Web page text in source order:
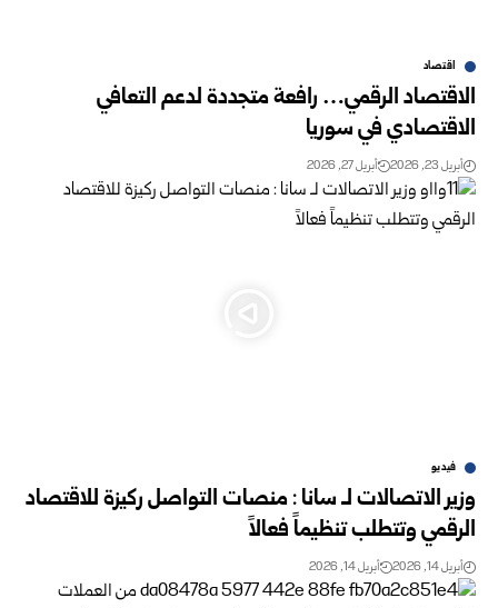
اقتصاد
الاقتصاد الرقمي… رافعة متجددة لدعم التعافي
الاقتصادي في سوريا
أبريل 23, 2026 أبريل 27, 2026
فيديو
وزير الاتصالات لـ سانا : منصات التواصل ركيزة للاقتصاد
الرقمي وتتطلب تنظيماً فعالاً
أبريل 14, 2026 أبريل 14, 2026